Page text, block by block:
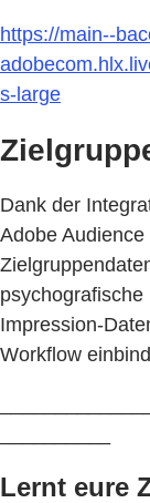
https://main--
s-large
Dank der
Adobe
Impression-
Workflow
Lernt eure